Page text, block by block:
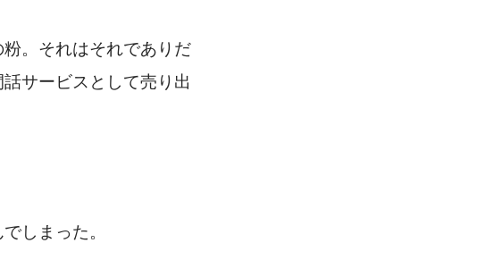
。それはそれでありだ
サービスとして売り出
しまった。